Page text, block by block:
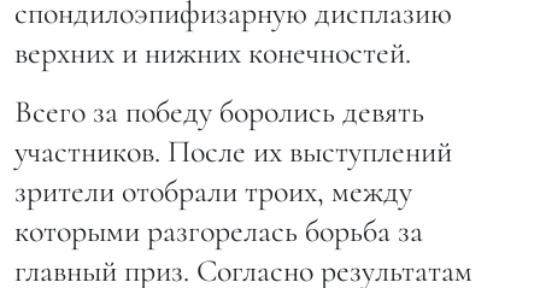
спондилоэпифизарную дисплазию
верхних и нижних конечностей.
Всего за победу боролись девять
участников. После их выступлений
зрители отобрали троих, между
которыми разгорелась борьба за
главный приз. Согласно результатам